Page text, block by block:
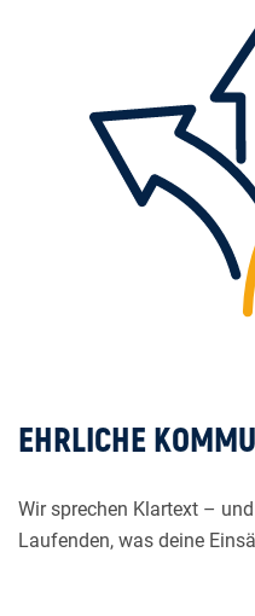
EHRLICHE
Wir sprechen Klartext –
Laufenden, was deine